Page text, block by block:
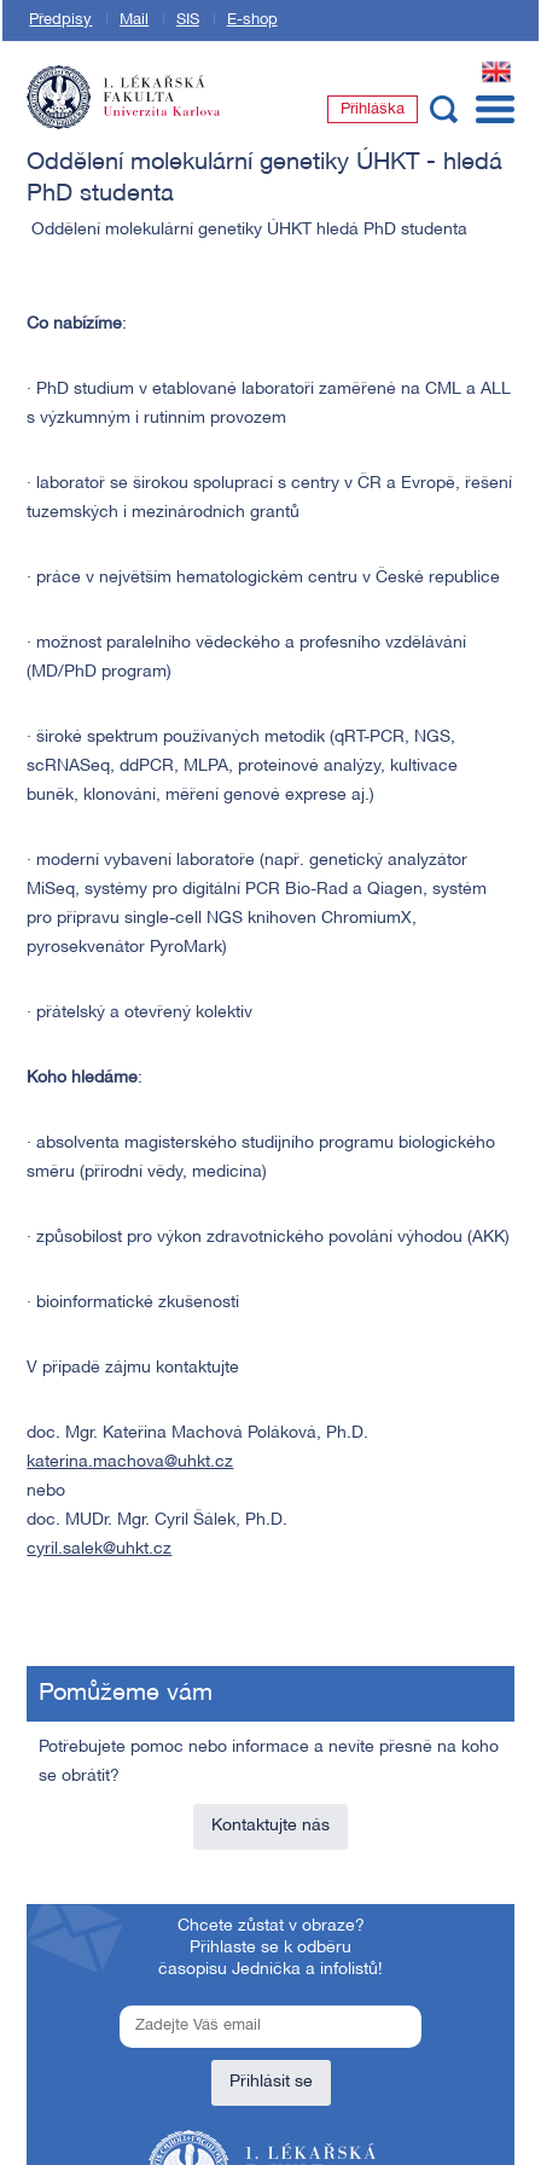
Předpisy Mail SIS E-shop
EN
Přihláška
Oddělení molekulární genetiky ÚHKT - hledá
PhD studenta
Oddělení molekulární genetiky ÚHKT hledá PhD studenta
Co nabízíme:
· PhD studium v etablované laboratoři zaměřené na CML a ALL
s výzkumným i rutinním provozem
· laboratoř se širokou spoluprací s centry v ČR a Evropě, řešení
tuzemských i mezinárodních grantů
· práce v největším hematologickém centru v České republice
· možnost paralelního vědeckého a profesního vzdělávání
(MD/PhD program)
· široké spektrum používaných metodik (qRT-PCR, NGS,
scRNASeq, ddPCR, MLPA, proteinové analýzy, kultivace
buněk, klonování, měření genové exprese aj.)
· moderní vybavení laboratoře (např. genetický analyzátor
MiSeq, systémy pro digitální PCR Bio-Rad a Qiagen, systém
pro přípravu single-cell NGS knihoven ChromiumX,
pyrosekvenátor PyroMark)
· přátelský a otevřený kolektiv
Koho hledáme:
· absolventa magisterského studijního programu biologického
směru (přírodní vědy, medicína)
· způsobilost pro výkon zdravotnického povolání výhodou (AKK)
· bioinformatické zkušenosti
V případě zájmu kontaktujte
doc. Mgr. Kateřina Machová Poláková, Ph.D.
katerina.machova@uhkt.cz
nebo
doc. MUDr. Mgr. Cyril Šálek, Ph.D.
cyril.salek@uhkt.cz
Pomůžeme vám
Potřebujete pomoc nebo informace a nevíte přesně na koho
se obrátit?
Kontaktujte nás
Chcete zůstat v obraze?
Přihlaste se k odběru
časopisu Jednička a infolistů!
Přihlásit se